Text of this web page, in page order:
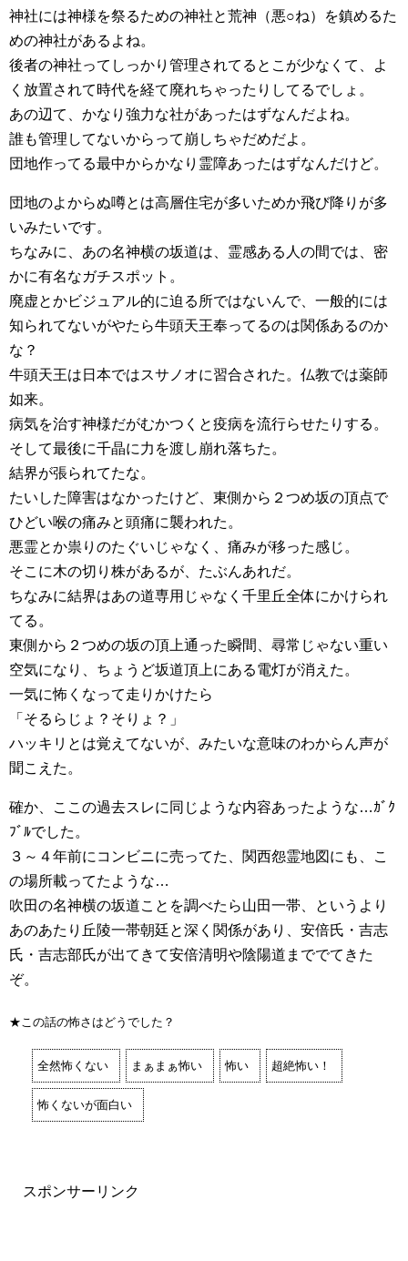
神社には神様を祭るための神社と荒神（悪○ね）を鎮めるた
めの神社があるよね。
後者の神社ってしっかり管理されてるとこが少なくて、よ
く放置されて時代を経て廃れちゃったりしてるでしょ。
あの辺て、かなり強力な社があったはずなんだよね。
誰も管理してないからって崩しちゃだめだよ。
団地作ってる最中からかなり霊障あったはずなんだけど。
団地のよからぬ噂とは高層住宅が多いためか飛び降りが多
いみたいです。
ちなみに、あの名神横の坂道は、霊感ある人の間では、密
かに有名なガチスポット。
廃虚とかビジュアル的に迫る所ではないんで、一般的には
知られてないがやたら牛頭天王奉ってるのは関係あるのか
な？
牛頭天王は日本ではスサノオに習合された。仏教では薬師
如来。
病気を治す神様だがむかつくと疫病を流行らせたりする。
そして最後に千晶に力を渡し崩れ落ちた。
結界が張られてたな。
たいした障害はなかったけど、東側から２つめ坂の頂点で
ひどい喉の痛みと頭痛に襲われた。
悪霊とか祟りのたぐいじゃなく、痛みが移った感じ。
そこに木の切り株があるが、たぶんあれだ。
ちなみに結界はあの道専用じゃなく千里丘全体にかけられ
てる。
東側から２つめの坂の頂上通った瞬間、尋常じゃない重い
空気になり、ちょうど坂道頂上にある電灯が消えた。
一気に怖くなって走りかけたら
「そるらじょ？そりょ？」
ハッキリとは覚えてないが、みたいな意味のわからん声が
聞こえた。
確か、ここの過去スレに同じような内容あったような…ｶﾞｸ
ﾌﾞﾙでした。
３～４年前にコンビニに売ってた、関西怨霊地図にも、こ
の場所載ってたような…
吹田の名神横の坂道ことを調べたら山田一帯、というより
あのあたり丘陵一帯朝廷と深く関係があり、安倍氏・吉志
氏・吉志部氏が出てきて安倍清明や陰陽道まででてきた
ぞ。
★この話の怖さはどうでした？
全然怖くない まぁまぁ怖い 怖い 超絶怖い！
怖くないが面白い
スポンサーリンク